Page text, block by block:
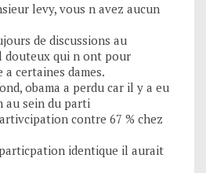
levy, vous n avez aucun
de discussions au
qui n ont pour
certaines dames.
obama a perdu car il y a eu
au sein du parti
contre 67 % chez
particpation identique il aurait